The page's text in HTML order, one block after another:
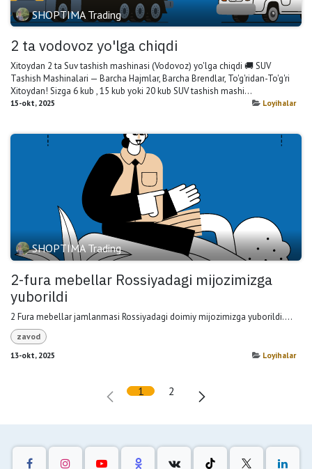
SHOPTIMA Trading
2 ta vodovoz yo'lga chiqdi
Xitoydan 2 ta Suv tashish mashinasi (Vodovoz) yo'lga chiqdi 🚚 SUV
Tashish Mashinalari — Barcha Hajmlar, Barcha Brendlar, To'g'ridan-To'g'ri
Xitoydan! Sizga 6 kub , 15 kub yoki 20 kub SUV tashish mashi...
15-okt, 2025 Loyihalar
SHOPTIMA Trading
2-fura mebellar Rossiyadagi mijozimizga
yuborildi
2 Fura mebellar jamlanmasi Rossiyadagi doimiy mijozimizga yuborildi....
zavod
13-okt, 2025
Loyihalar
1 2